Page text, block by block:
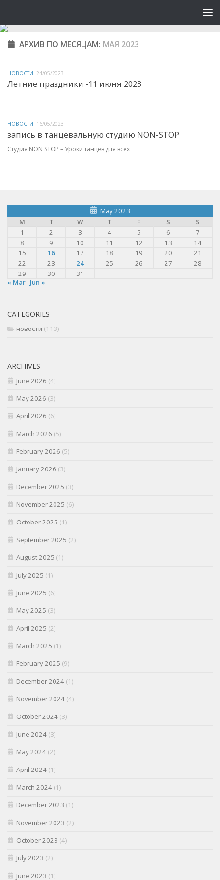
АРХИВ ПО МЕСЯЦАМ: МАЯ 2023
НОВОСТИ 24/05/2023
Летние праздники -11 июня 2023
НОВОСТИ 16/05/2023
запись в танцевальную студию NON-STOP
Студия NON STOP – Уроки танцев для всех
May 2023
M
T W T F S
S
1
2 3 4 5 6
7
8
9 10 11 12 13
14
15
16 17 18 19 20
21
22
23 24 25 26 27
28
29
30
31
« Mar Jun »
CATEGORIES
новости (113)
ARCHIVES
June 2026 (4)
May 2026 (3)
April 2026 (6)
March 2026 (5)
February 2026 (5)
January 2026 (3)
December 2025 (3)
November 2025 (6)
October 2025 (1)
September 2025 (2)
August 2025 (1)
July 2025 (1)
June 2025 (6)
May 2025 (3)
April 2025 (2)
March 2025 (1)
February 2025 (9)
December 2024 (1)
November 2024 (4)
October 2024 (3)
June 2024 (3)
May 2024 (2)
April 2024 (1)
March 2024 (1)
December 2023 (1)
November 2023 (2)
October 2023 (4)
July 2023 (2)
June 2023 (1)